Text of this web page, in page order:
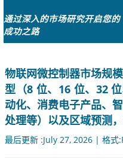
通过深入的市场研究开启您的
成功之路
物联网微控制器市场规
型（8 位、16 位、32
动化、消费电子产品、
处理等）以及区域预测
最后更新 :July 27, 2026 | 格式